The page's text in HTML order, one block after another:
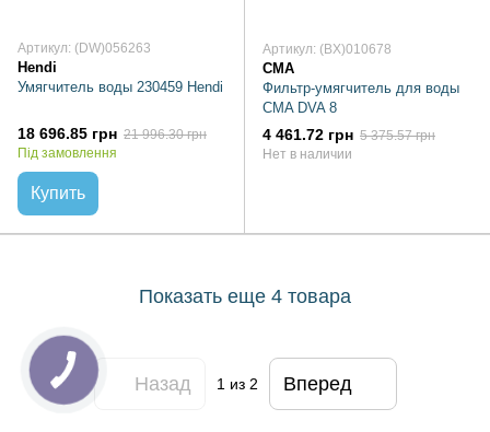
Артикул: (DW)056263
Hendi
Умягчитель воды 230459 Hendi
18 696.85 грн 21 996.30 грн
Під замовлення
Купить
Артикул: (BX)010678
CMA
Фильтр-умягчитель для воды
CMA DVA 8
4 461.72 грн 5 375.57 грн
Нет в наличии
Показать еще 4 товара
Назад 1из 2 Вперед